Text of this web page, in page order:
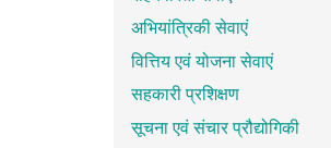
अभियांत्रिकी सेवाएं
वित्तिय एवं योजना सेवाएं
सहकारी प्रशिक्षण
सूचना एवं संचार प्रौद्योगिकी